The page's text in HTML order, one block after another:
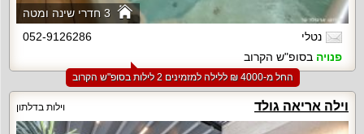
3 חדרי שינה ומטה
נטלי
052-9126286
פנויה בסופ"ש הקרוב
החל מ-‏4000 ₪ ללילה למזמינים 2 לילות בסופ"ש הקרוב
וילה אריאה גולד וילות בדלתון